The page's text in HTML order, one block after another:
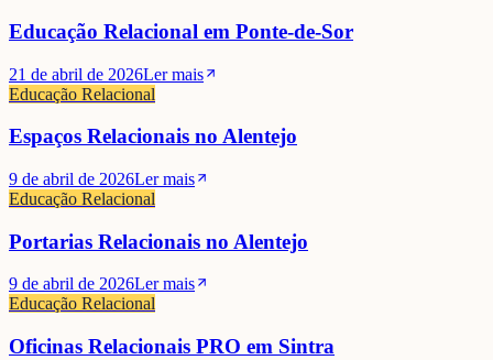
Educação Relacional em Ponte-de-Sor
21 de abril de 2026Ler mais
Educação Relacional
Espaços Relacionais no Alentejo
9 de abril de 2026Ler mais
Educação Relacional
Portarias Relacionais no Alentejo
9 de abril de 2026Ler mais
Educação Relacional
Oficinas Relacionais PRO em Sintra